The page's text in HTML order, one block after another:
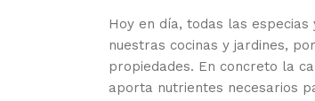
Hoy en día, todas las
nuestras cocinas y jardines,
propiedades. En concreto la
aporta nutrientes necesarios